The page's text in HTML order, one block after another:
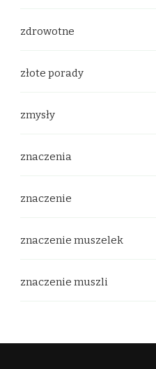
zdrowotne
złote porady
zmysły
znaczenia
znaczenie
znaczenie muszelek
znaczenie muszli